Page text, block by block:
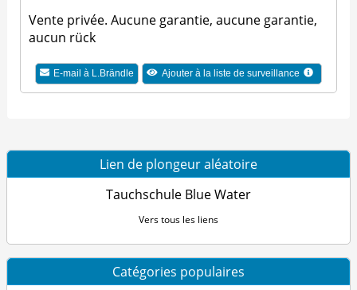
Vente privée. Aucune garantie, aucune garantie,
aucun rück
E-mail à L.Brändle Ajouter à la liste de surveillance
Lien de plongeur aléatoire
Tauchschule Blue Water
Vers tous les liens
Catégories populaires